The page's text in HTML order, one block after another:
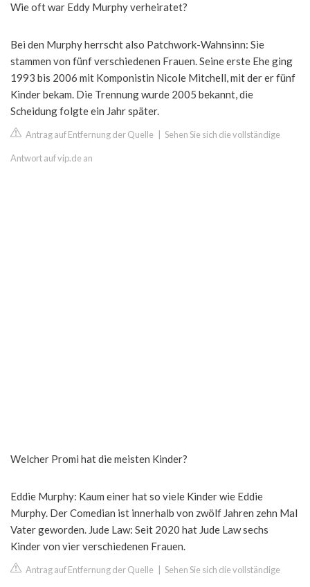
Wie oft war Eddy Murphy verheiratet?
Bei den Murphy herrscht also Patchwork-Wahnsinn: Sie
stammen von fünf verschiedenen Frauen. Seine erste Ehe ging
1993 bis 2006 mit Komponistin Nicole Mitchell, mit der er fünf
Kinder bekam. Die Trennung wurde 2005 bekannt, die
Scheidung folgte ein Jahr später.
Antrag auf Entfernung der Quelle Sehen Sie sich die vollständige
Antwort auf vip.de an
Welcher Promi hat die meisten Kinder?
Eddie Murphy: Kaum einer hat so viele Kinder wie Eddie
Murphy. Der Comedian ist innerhalb von zwölf Jahren zehn Mal
Vater geworden. Jude Law: Seit 2020 hat Jude Law sechs
Kinder von vier verschiedenen Frauen.
Antrag auf Entfernung der Quelle Sehen Sie sich die vollständige